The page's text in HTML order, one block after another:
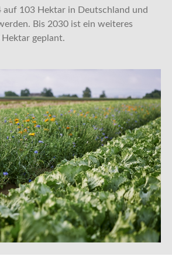
auf 103 Hektar in Deutschland und
Bis 2030 ist ein weiteres
geplant.